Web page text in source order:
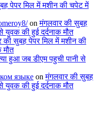
पेपर मिल में मशीन की चपेट में
onमंगलवार की सुबह
की हुई दर्दनाक मौत
की सुबह पेपर मिल में मशीन की
मौत
हुआ जब डीएम पहुची पानी से
языке onमंगलवार की सुबह
की हुई दर्दनाक मौत